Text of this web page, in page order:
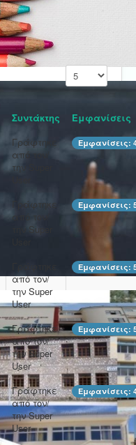
Εμφάνιση #
Συντάκτης
Εμφανίσεις
Γράφτηκε
από τον/
την Super
Εμφανίσεις:
Γράφτηκε
από τον/
την Super
Εμφανίσεις:
από τον/
την Super
User
Εμφανίσεις:
Γράφτηκε
από τον/
την Super
User
Εμφανίσεις:
Γράφτηκε
από τον/
την Super
User
Εμφανίσεις: